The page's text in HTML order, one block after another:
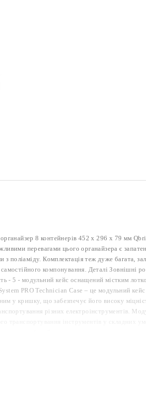
8 контейнерів 452 x 296 x 79 мм
перевагами цього органайзера є
поліаміду. Комплектація теж дуже багата,
самостійного компонування. Деталі
5 - модульний кейс оснащений містким
PRO Technician Case – це модульний кейс
у кришку, що забезпечує його високу
різних електроінструментів.
транспортування інструментів у складних
використовуватися як перенесення. Бічні